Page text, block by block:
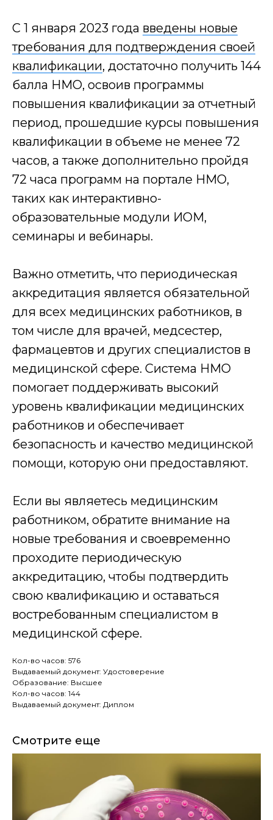
С 1 января 2023 года введены новые
требования для подтверждения своей
квалификации, достаточно получить 144
балла НМО, освоив программы
повышения квалификации за отчетный
период, прошедшие курсы повышения
квалификации в объеме не менее 72
часов, а также дополнительно пройдя
72 часа программ на портале НМО,
таких как интерактивно-
образовательные модули ИОМ,
семинары и вебинары.
Важно отметить, что периодическая
аккредитация является обязательной
для всех медицинских работников, в
том числе для врачей, медсестер,
фармацевтов и других специалистов в
медицинской сфере. Система НМО
помогает поддерживать высокий
уровень квалификации медицинских
работников и обеспечивает
безопасность и качество медицинской
помощи, которую они предоставляют.
Если вы являетесь медицинским
работником, обратите внимание на
новые требования и своевременно
проходите периодическую
аккредитацию, чтобы подтвердить
свою квалификацию и оставаться
востребованным специалистом в
медицинской сфере.
Кол-во часов: 576
Выдаваемый документ: Удостоверение
Образование: Высшее
Кол-во часов: 144
Выдаваемый документ: Диплом
Смотрите еще
Нажимая кнопку я даю согласие на обработку
персональных данных
Обучение
+7
Этапы сделки
Первичная
консультация
Оставьте заявку на сайте или позвоните по
телефону, наш менеджер расскажет и
согласует условия обучения
Договор
Составление и подписание договора об
оказании образовательных услуг
Обучение и аттестация
Получаете доступ к образовательному порталу
и обучаетесь онлайн в удобное время. На
4
Доставка
Мы отправляем Вам документы заказным
письмом 1 класса или курьером
Оставить заявку
В подборке медиа можно прочитать:
как стать специалистов в медицине и